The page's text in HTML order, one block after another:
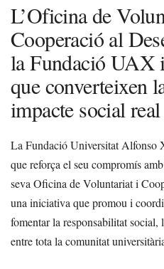
L’Oficina de
Cooperació al
la Fundació UAX
que converteixen
impacte social real
La Fundació Universitat
que reforça el seu compromís
seva Oficina de Voluntariat i
una iniciativa que promou i
fomentar la responsabilitat
entre tota la comunitat